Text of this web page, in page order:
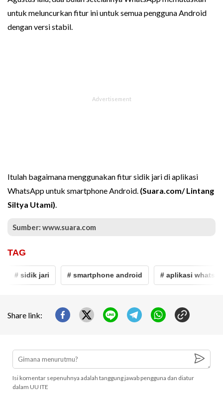
untuk meluncurkan fitur ini untuk semua pengguna Android
dengan versi stabil.
Itulah bagaimana menggunakan fitur sidik jari di aplikasi
WhatsApp untuk smartphone Android. (Suara.com/ Lintang
Siltya Utami).
Sumber: www.suara.com
TAG
# sidik jari # smartphone android # aplikasi
Share link:
Isi komentar sepenuhnya adalah tanggung jawab pengguna dan diatur
dalam UU ITE